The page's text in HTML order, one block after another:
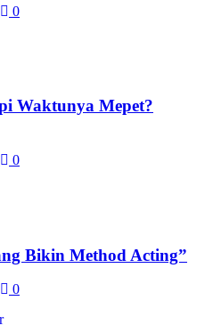
0
Waktunya Mepet?
0
Bikin Method Acting”
0